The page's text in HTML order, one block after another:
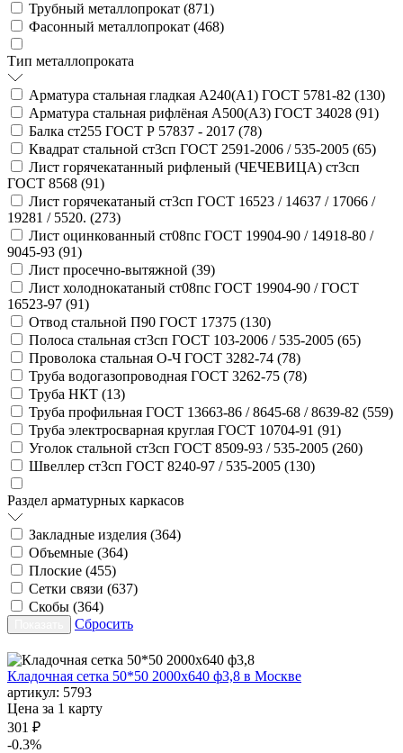
Трубный металлопрокат (871)
Фасонный металлопрокат (468)
Тип металлопроката
Арматура стальная гладкая А240(А1) ГОСТ 5781-82 (130)
Арматура стальная рифлёная А500(А3) ГОСТ 34028 (91)
Балка ст255 ГОСТ Р 57837 - 2017 (78)
Квадрат стальной ст3сп ГОСТ 2591-2006 / 535-2005 (65)
Лист горячекатанный рифленый (ЧЕЧЕВИЦА) ст3сп
ГОСТ 8568 (91)
Лист горячекатаный ст3сп ГОСТ 16523 / 14637 / 17066 /
19281 / 5520. (273)
Лист оцинкованный ст08пс ГОСТ 19904-90 / 14918-80 /
9045-93 (91)
Лист просечно-вытяжной (39)
Лист холоднокатаный ст08пс ГОСТ 19904-90 / ГОСТ
16523-97 (91)
Отвод стальной П90 ГОСТ 17375 (130)
Полоса стальная ст3сп ГОСТ 103-2006 / 535-2005 (65)
Проволока стальная О-Ч ГОСТ 3282-74 (78)
Труба водогазопроводная ГОСТ 3262-75 (78)
Труба НКТ (13)
Труба профильная ГОСТ 13663-86 / 8645-68 / 8639-82 (559)
Труба электросварная круглая ГОСТ 10704-91 (91)
Уголок стальной ст3сп ГОСТ 8509-93 / 535-2005 (260)
Швеллер ст3сп ГОСТ 8240-97 / 535-2005 (130)
Раздел арматурных каркасов
Закладные изделия (364)
Объемные (364)
Плоские (455)
Сетки связи (637)
Скобы (364)
Сбросить
Кладочная сетка 50*50 2000х640 ф3,8 в Москве
артикул: 5793
Цена за 1 карту
301 ₽
-0.3%